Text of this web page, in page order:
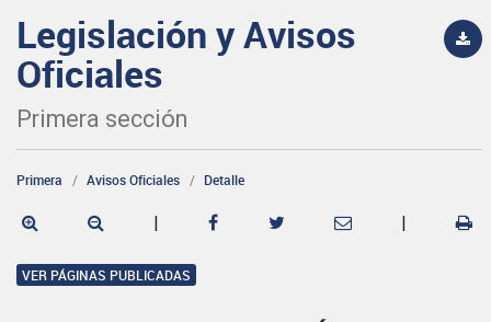
Legislación y Avisos
Oficiales
Primera sección
Primera Avisos Oficiales Detalle
| |
VER PÁGINAS PUBLICADAS